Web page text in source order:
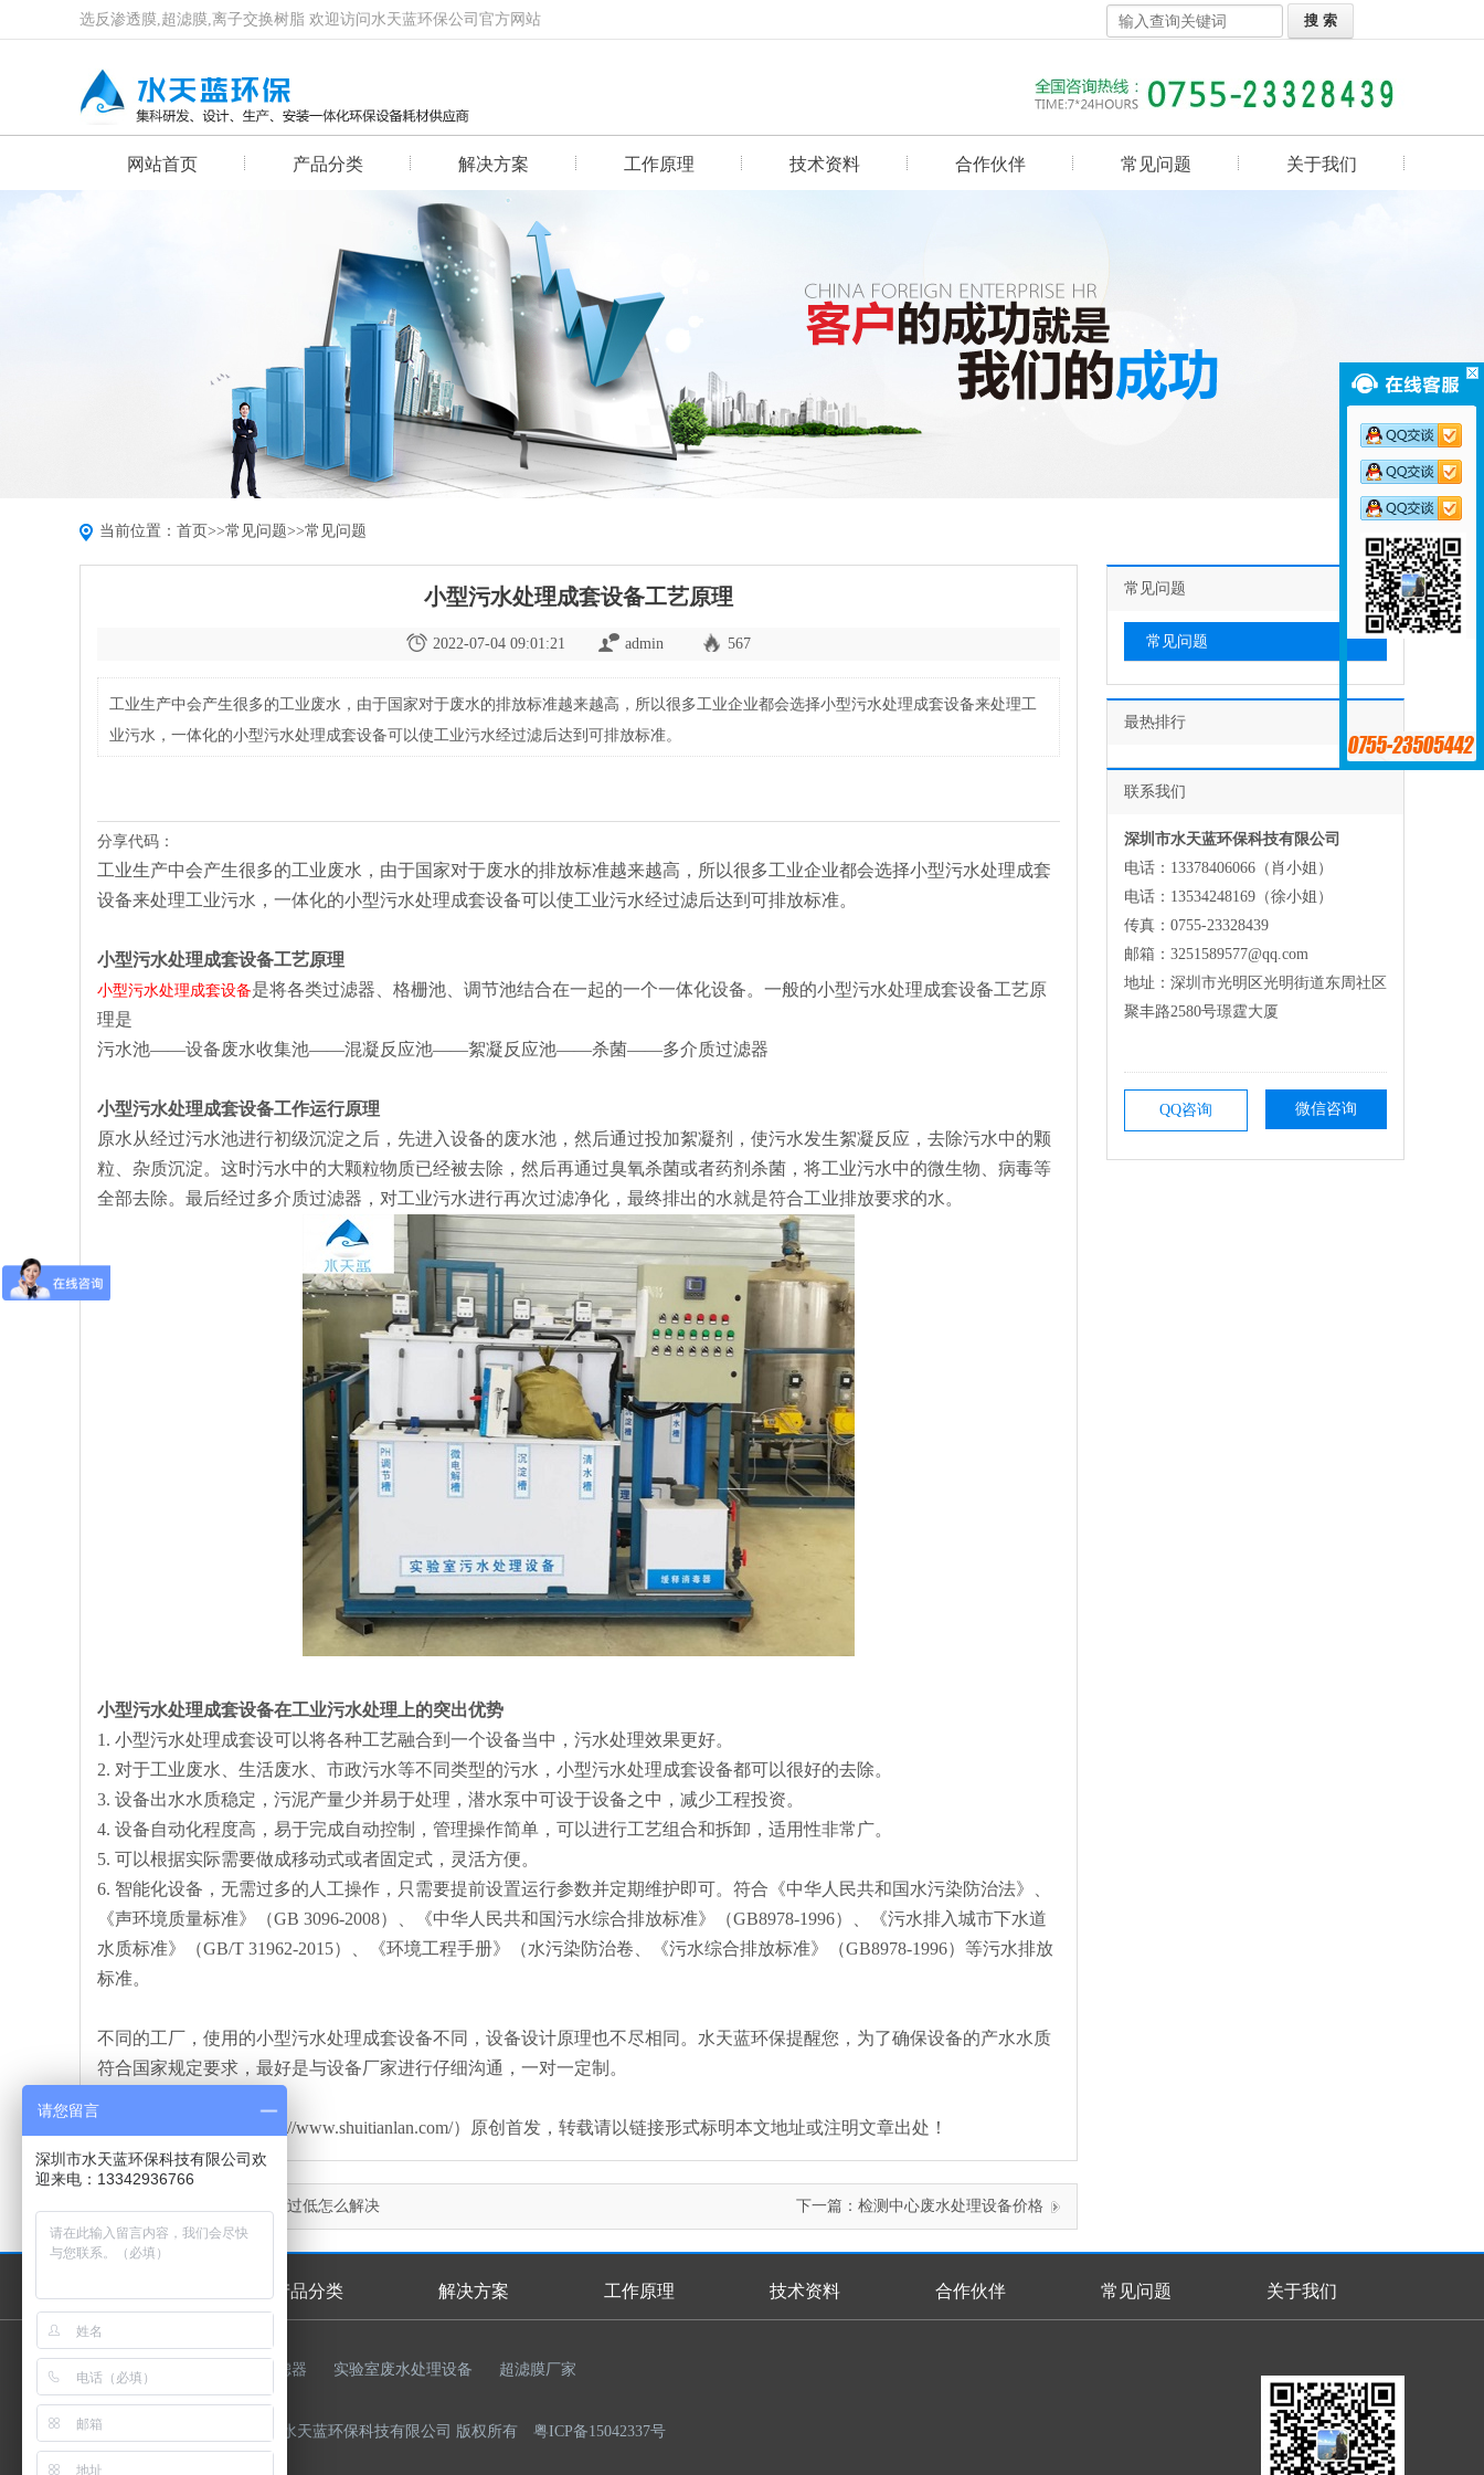
选反渗透膜,超滤膜,离子交换树脂 欢迎访问水天蓝环保公司官方网站
网站首页 产品分类 解决方案 工作原理 技术资料 合作伙伴 常见问题 关于我们
当前位置： 首页>>常见问题>>常见问题
小型污水处理成套设备工艺原理
2022-07-04 09:01:21 admin 567
工业生产中会产生很多的工业废水，由于国家对于废水的排放标准越来越高，所以很多工业企业都会选择小型污水处理成套设备来处理工
业污水，一体化的小型污水处理成套设备可以使工业污水经过滤后达到可排放标准。
分享代码：
工业生产中会产生很多的工业废水，由于国家对于废水的排放标准越来越高，所以很多工业企业都会选择小型污水处理成套
设备来处理工业污水，一体化的小型污水处理成套设备可以使工业污水经过滤后达到可排放标准。
小型污水处理成套设备工艺原理
小型污水处理成套设备是将各类过滤器、格栅池、调节池结合在一起的一个一体化设备。一般的小型污水处理成套设备工艺原
理是
污水池——设备废水收集池——混凝反应池——絮凝反应池——杀菌——多介质过滤器
小型污水处理成套设备工作运行原理
原水从经过污水池进行初级沉淀之后，先进入设备的废水池，然后通过投加絮凝剂，使污水发生絮凝反应，去除污水中的颗
粒、杂质沉淀。这时污水中的大颗粒物质已经被去除，然后再通过臭氧杀菌或者药剂杀菌，将工业污水中的微生物、病毒等
全部去除。最后经过多介质过滤器，对工业污水进行再次过滤净化，最终排出的水就是符合工业排放要求的水。
小型污水处理成套设备在工业污水处理上的突出优势
1. 小型污水处理成套设可以将各种工艺融合到一个设备当中，污水处理效果更好。
2. 对于工业废水、生活废水、市政污水等不同类型的污水，小型污水处理成套设备都可以很好的去除。
3. 设备出水水质稳定，污泥产量少并易于处理，潜水泵中可设于设备之中，减少工程投资。
4. 设备自动化程度高，易于完成自动控制，管理操作简单，可以进行工艺组合和拆卸，适用性非常广。
5. 可以根据实际需要做成移动式或者固定式，灵活方便。
6. 智能化设备，无需过多的人工操作，只需要提前设置运行参数并定期维护即可。符合《中华人民共和国水污染防治法》、
《声环境质量标准》（GB 3096-2008）、《中华人民共和国污水综合排放标准》（GB8978-1996）、《污水排入城市下水道
水质标准》（GB/T 31962-2015）、《环境工程手册》（水污染防治卷、《污水综合排放标准》（GB8978-1996）等污水排放
标准。
不同的工厂，使用的小型污水处理成套设备不同，设备设计原理也不尽相同。水天蓝环保提醒您，为了确保设备的产水水质
符合国家规定要求，最好是与设备厂家进行仔细沟通，一对一定制。
本文由水天蓝环保（http://www.shuitianlan.com/）原创首发，转载请以链接形式标明本文地址或注明文章出处！
超纯水edi电阻率过低怎么解决 下一篇： 检测中心废水处理设备价格
常见问题
常见问题
最热排行
联系我们
深圳市水天蓝环保科技有限公司
电话：13378406066（肖小姐）
电话：13534248169（徐小姐）
传真：0755-23328439
邮箱：3251589577@qq.com
地址：深圳市光明区光明街道东周社区
聚丰路2580号璟霆大厦
QQ咨询 微信咨询
产品分类 解决方案 工作原理 技术资料 合作伙伴 常见问题 关于我们
首页幻灯
友情链接： 过滤器 实验室废水处理设备 超滤膜厂家
Copyright © 2015-2023 深圳市水天蓝环保科技有限公司 版权所有 粤ICP备15042337号
请您留言
深圳市水天蓝环保科技有限公司欢
迎来电：13342936766